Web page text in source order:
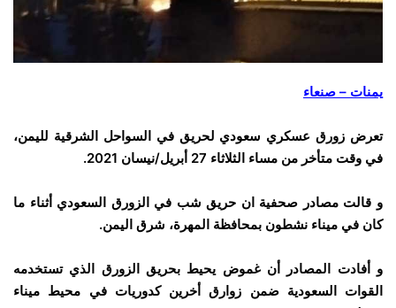
يمنات – صنعاء
تعرض زورق عسكري سعودي لحريق في السواحل الشرقية لليمن،
في وقت متأخر من مساء الثلاثاء 27 أبريل/نيسان 2021.
و قالت مصادر صحفية ان حريق شب في الزورق السعودي أثناء ما
كان في ميناء نشطون بمحافظة المهرة، شرق اليمن.
و أفادت المصادر أن غموض يحيط بحريق الزورق الذي تستخدمه
القوات السعودية ضمن زوارق أخرين كدوريات في محيط ميناء